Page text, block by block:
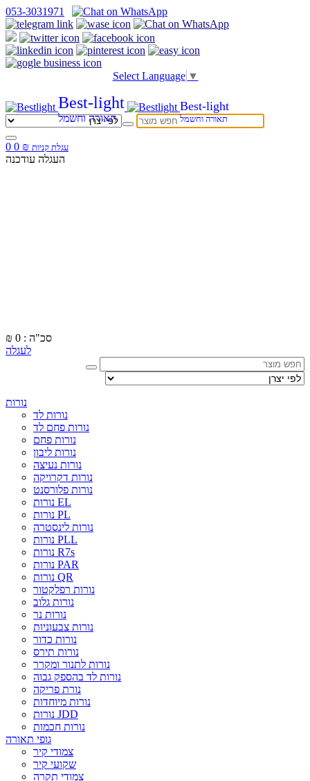
053-3031971
Select Language ▼
Best-light
תאורה וחשמל
Best-light
תאורה וחשמל
0 עגלת קניות ₪
0
העגלה עודכנה
₪
סכ"ה : 0
לעגלה
נורות
נורות לד
נורות פחם לד
נורות פחם
נורות ליבון
נורות נעיצה
נורות דקרויקה
נורות פלורסנט
נורות EL
נורות PL
נורות לינסטרה
נורות PLL
נורות R7s
נורות PAR
נורות QR
נורות רפלקטור
נורות גלוב
נורות נר
נורות צבעוניות
נורות כדור
נורות תירס
נורות לתנור ומקרר
נורות לד בהספק גבוה
נורת פריקה
נורות מיוחדות
נורות JDD
נורות חכמות
גופי תאורה
צמודי קיר
שקועי קיר
צמודי תקרה